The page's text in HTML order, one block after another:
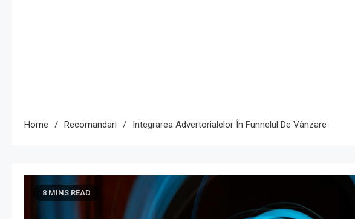
Home Recomandari Integrarea Advertorialelor În Funnelul De Vânzare
8 MINS READ